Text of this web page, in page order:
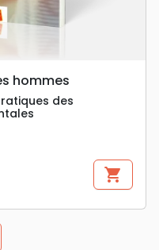
hommes
des
shopping_cart